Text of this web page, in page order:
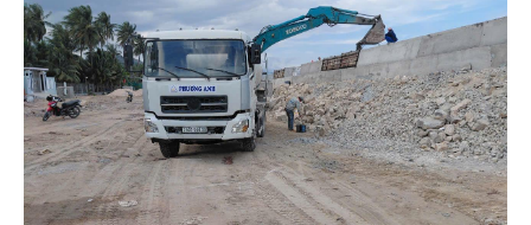
từ hoàn thiện thể chế, quy hoạch không gian biển,
quản lý tài nguyên đến bảo vệ môi trường, phục hồi
hệ sinh thái và kiến tạo sinh kế bền vững cho người
dân ven biển, hải đảo.